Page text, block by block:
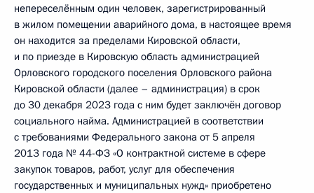
непереселённым один человек, зарегистрированный
в жилом помещении аварийного дома, в настоящее время
он находится за пределами Кировской области,
и по приезде в Кировскую область администрацией
Орловского городского поселения Орловского района
Кировской области (далее – администрация) в срок
до 30 декабря 2023 года с ним будет заключён договор
социального найма. Администрацией в соответствии
с требованиями Федерального закона от 5 апреля
2013 года № 44-ФЗ «О контрактной системе в сфере
закупок товаров, работ, услуг для обеспечения
государственных и муниципальных нужд» приобретено